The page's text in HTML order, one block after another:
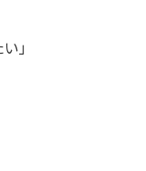
」